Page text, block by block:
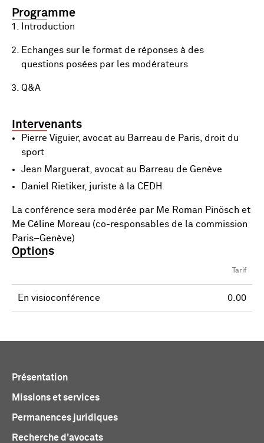
Programme
Introduction
Echanges sur le format de réponses à des
questions posées par les modérateurs
Q&A
Intervenants
Pierre Viguier, avocat au Barreau de Paris, droit du
sport
Jean Marguerat, avocat au Barreau de Genève
Daniel Rietiker, juriste à la CEDH
La conférence sera modérée par Me Roman Pinösch et
Me Céline Moreau (co-responsables de la commission
Paris–Genève)
Options
Tarif
En visioconférence 0.00
Présentation
Missions et services
Permanences juridiques
Recherche d'avocats